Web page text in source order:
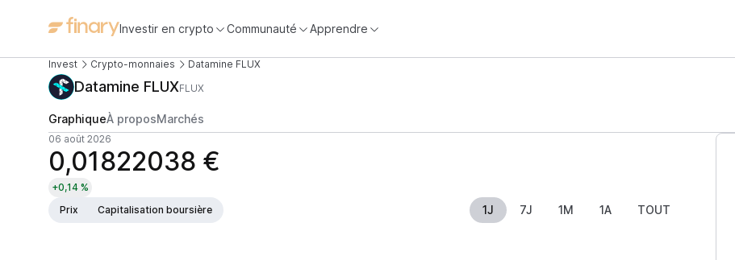
Investir en crypto Communauté Apprendre
Invest Crypto-monnaies Datamine FLUX
Datamine FLUXFLUX
GraphiqueÀ proposMarchés
06 août 2026
0,01822038 €
+0,14 %
Prix
Capitalisation boursière 1J 7J 1M 1A TOUT